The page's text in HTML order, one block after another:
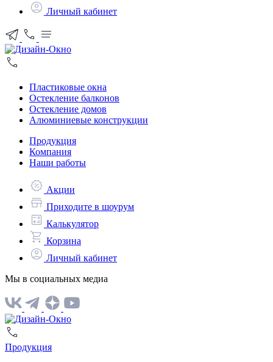
Личный кабинет
Пластиковые окна
Остекление балконов
Остекление домов
Алюминиевые конструкции
Продукция
Компания
Наши работы
Акции
Приходите в шоурум
Калькулятор
Корзина
Личный кабинет
Мы в социальных медиа
Продукция